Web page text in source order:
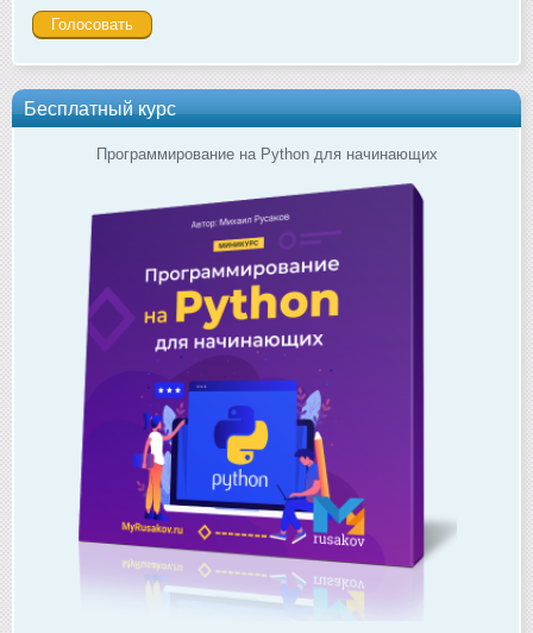
Бесплатный курс
Программирование на Python для начинающих